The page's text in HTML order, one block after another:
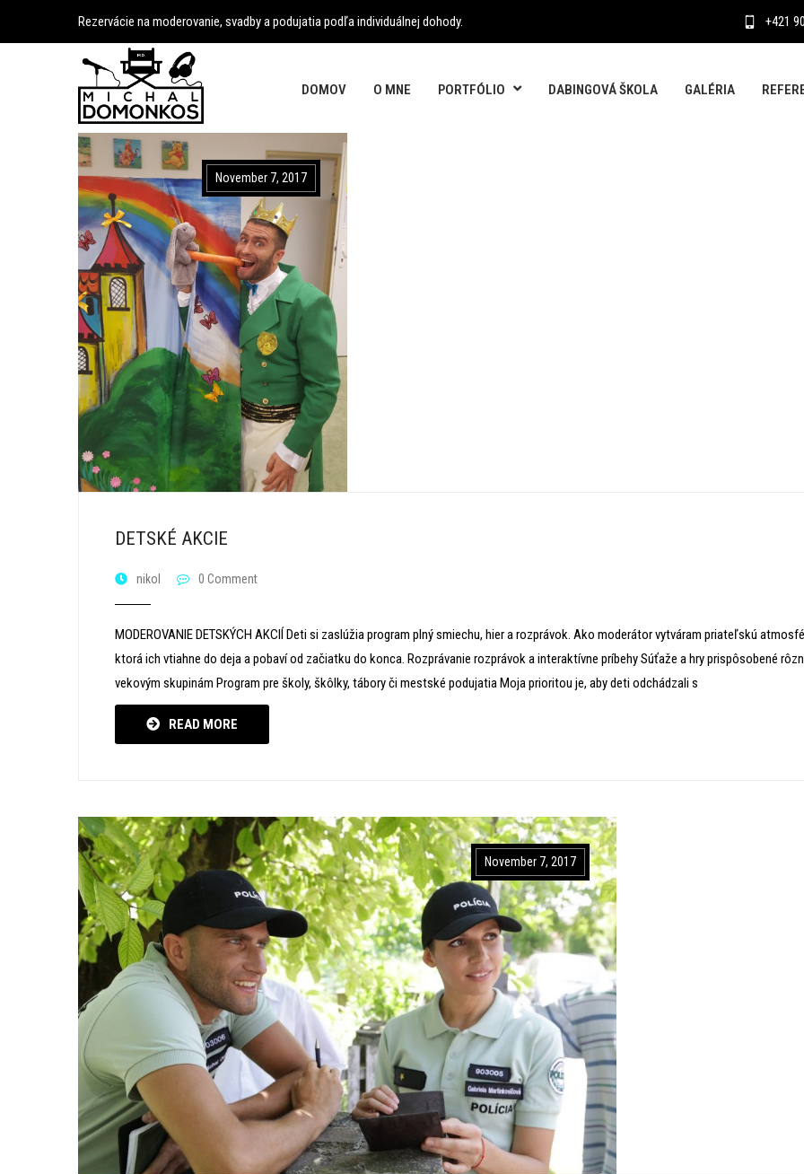
Rezervácie na moderovanie, svadby a podujatia podľa individuálnej dohody. +421
DOMOV O MNE PORTFÓLIO DABINGOVÁ ŠKOLA GALÉRIA
November 7, 2017
DETSKÉ AKCIE
nikol 0 Comment
MODEROVANIE DETSKÝCH AKCIÍ Deti si zaslúžia program plný smiechu, hier a rozprávok. Ako moderátor vytváram priateľskú
ktorá ich vtiahne do deja a pobaví od začiatku do konca. Rozprávanie rozprávok a interaktívne príbehy Súťaže a hry prispôsobené
vekovým skupinám Program pre školy, škôlky, tábory či mestské podujatia Moja prioritou je, aby deti odchádzali s
READ MORE
November 7, 2017